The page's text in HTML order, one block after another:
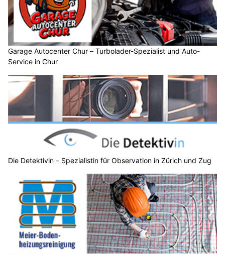
Garage Autocenter Chur – Turbolader-Spezialist und Auto-
Service in Chur
Die Detektivin – Spezialistin für Observation in Zürich und Zug